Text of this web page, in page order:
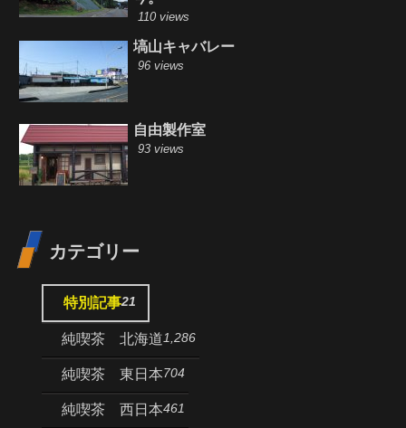
110 views
塙山キャバレー
96 views
自由製作室
93 views
カテゴリー
特別記事21
純喫茶 北海道1,286
純喫茶 東日本704
純喫茶 西日本461